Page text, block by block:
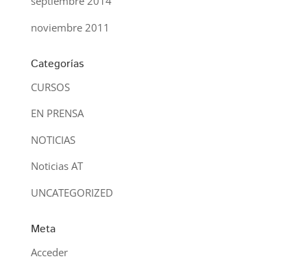
noviembre 2011
Categorías
CURSOS
EN PRENSA
NOTICIAS
Noticias AT
UNCATEGORIZED
Meta
Acceder